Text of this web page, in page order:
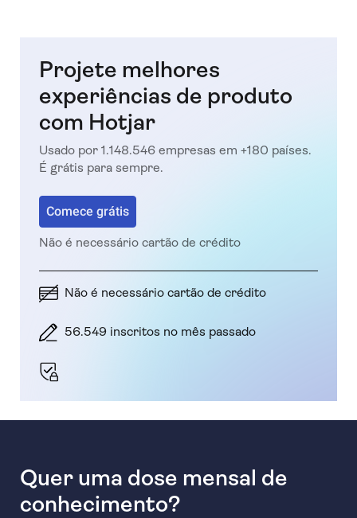
Projete melhores
experiências de produto
com Hotjar
Usado por 1.148.546 empresas em +180 países.
É grátis para sempre.
Comece grátis
Não é necessário cartão de crédito
Não é necessário cartão de crédito
56.549 inscritos no mês passado
Quer uma dose mensal de
conhecimento?